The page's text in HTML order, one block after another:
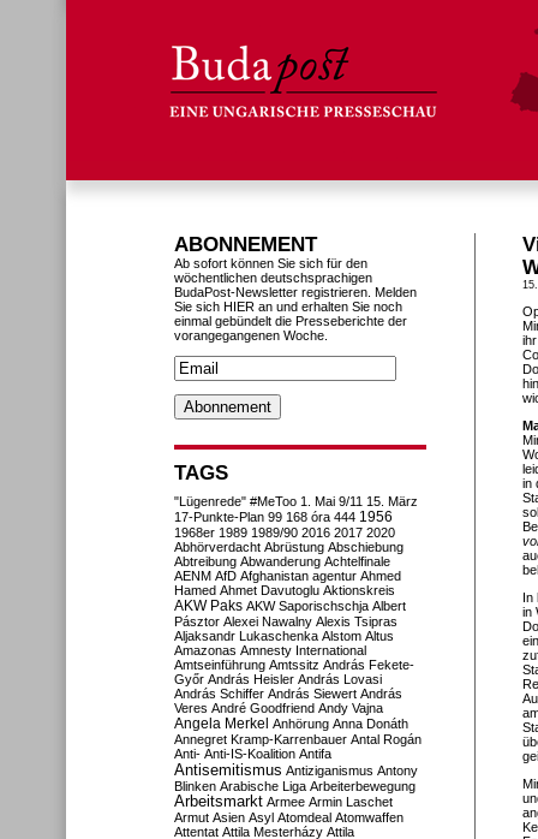
in
In
in
ABONNEMENT
Ab sofort können Sie sich für den
wöchentlichen deutschsprachigen
BudaPost-Newsletter registrieren. Melden
Sie sich HIER an und erhalten Sie noch
einmal gebündelt die Presseberichte der
vorangegangenen Woche.
TAGS
"Lügenrede" #MeToo 1. Mai 9/11 15. März
17-Punkte-Plan 99 168 óra 444 1956
1968er 1989 1989/90 2016 2017 2020
Abhörverdacht Abrüstung Abschiebung
Abtreibung Abwanderung Achtelfinale
AENM AfD Afghanistan agentur Ahmed
Hamed Ahmet Davutoglu Aktionskreis
AKW Paks AKW Saporischschja Albert
Pásztor Alexei Nawalny Alexis Tsipras
Aljaksandr Lukaschenka Alstom Altus
Amazonas Amnesty International
Amtseinführung Amtssitz András Fekete-
Győr András Heisler András Lovasi
András Schiffer András Siewert András
Veres André Goodfriend Andy Vajna
Angela Merkel Anhörung Anna Donáth
Annegret Kramp-Karrenbauer Antal Rogán
Anti- Anti-IS-Koalition Antifa
Antisemitismus Antiziganismus Antony
Blinken Arabische Liga Arbeiterbewegung
Arbeitsmarkt Armee Armin Laschet
Armut Asien Asyl Atomdeal Atomwaffen
Attentat Attila Mesterházy Attila